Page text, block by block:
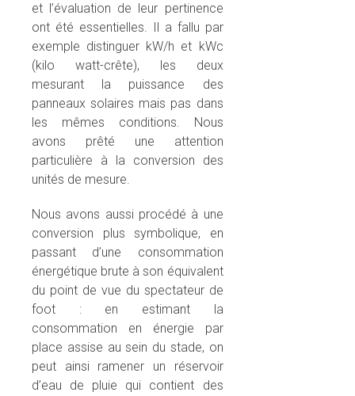
et l’évaluation de leur pertinence
ont été essentielles. Il a fallu par
exemple distinguer kW/h et kWc
(kilo watt-crête), les deux
mesurant la puissance des
panneaux solaires mais pas dans
les mêmes conditions. Nous
avons prêté une attention
particulière à la conversion des
unités de mesure.
Nous avons aussi procédé à une
conversion plus symbolique, en
passant d’une consommation
énergétique brute à son équivalent
du point de vue du spectateur de
foot : en estimant la
consommation en énergie par
place assise au sein du stade, on
peut ainsi ramener un réservoir
d’eau de pluie qui contient des